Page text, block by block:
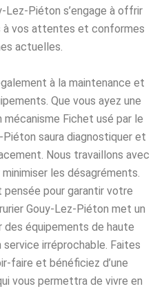
Lez-Piéton s’engage à offrir
vos attentes et conformes
actuelles.
à la maintenance et
Que vous ayez une
mécanisme Fichet usé par le
saura diagnostiquer et
Nous travaillons avec
les désagréments.
pour garantir votre
Gouy-Lez-Piéton met un
des équipements de haute
irréprochable. Faites
faire et bénéficiez d’une
vous permettra de vivre en